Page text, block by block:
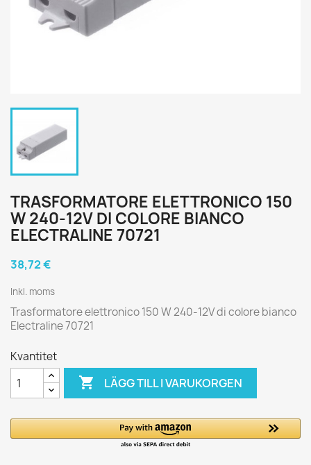
TRASFORMATORE ELETTRONICO 150
W 240-12V DI COLORE BIANCO
ELECTRALINE 70721
38,72 €
Inkl. moms
Trasformatore elettronico 150 W 240-12V di colore bianco
Electraline 70721
Kvantitet
 LÄGG TILL I VARUKORGEN